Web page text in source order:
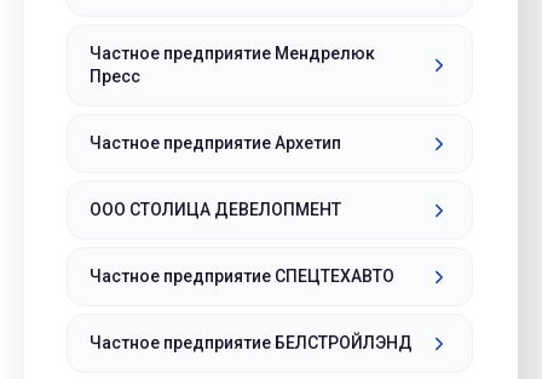
Частное предприятие Мендрелюк
Пресс
Частное предприятие Архетип
ООО СТОЛИЦА ДЕВЕЛОПМЕНТ
Частное предприятие СПЕЦТЕХАВТО
Частное предприятие БЕЛСТРОЙЛЭНД